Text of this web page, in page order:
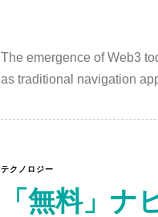
The emergence of Web3
as traditional navigation
テクノロジー
「無料」